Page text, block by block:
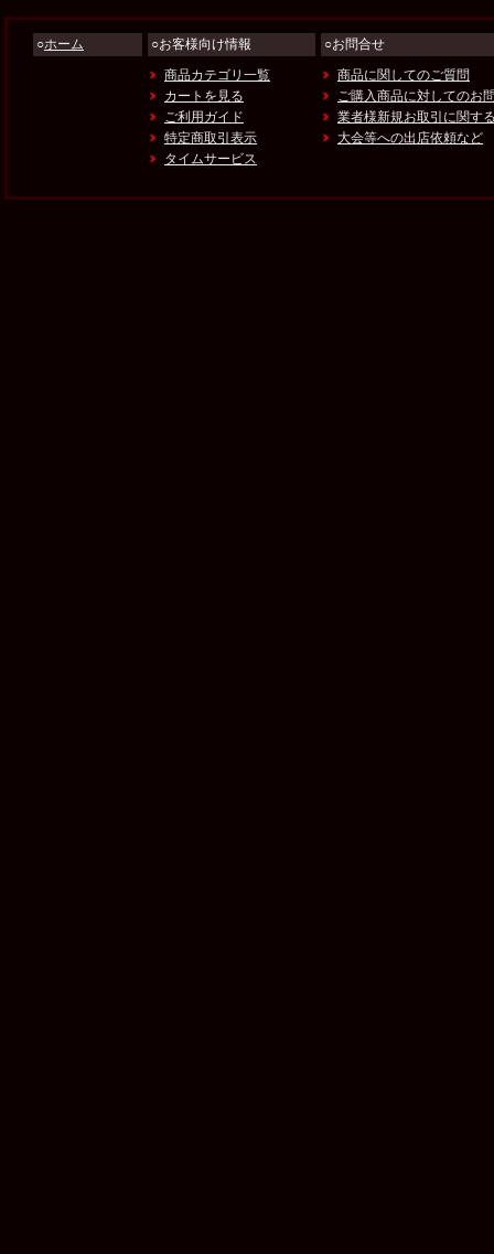
○ホーム
○お客様向け情報
商品カテゴリ一覧
カートを見る
ご利用ガイド
特定商取引表示
タイムサービス
○お問合せ
商品に関してのご質問
ご購入商品に対してのお
業者様新規お取引に関す
大会等への出店依頼など